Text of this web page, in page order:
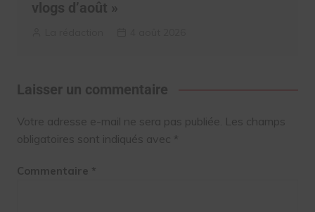
vlogs d’août »
Laisser un commentaire
Votre adresse e-mail ne sera pas publiée. Les champs
obligatoires sont indiqués avec *
Commentaire *